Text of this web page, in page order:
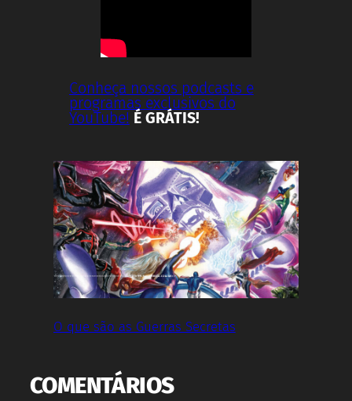
Conheça nossos podcasts e
programas exclusivos do
YouTube! É GRÁTIS!
O que são as Guerras Secretas
COMENTÁRIOS